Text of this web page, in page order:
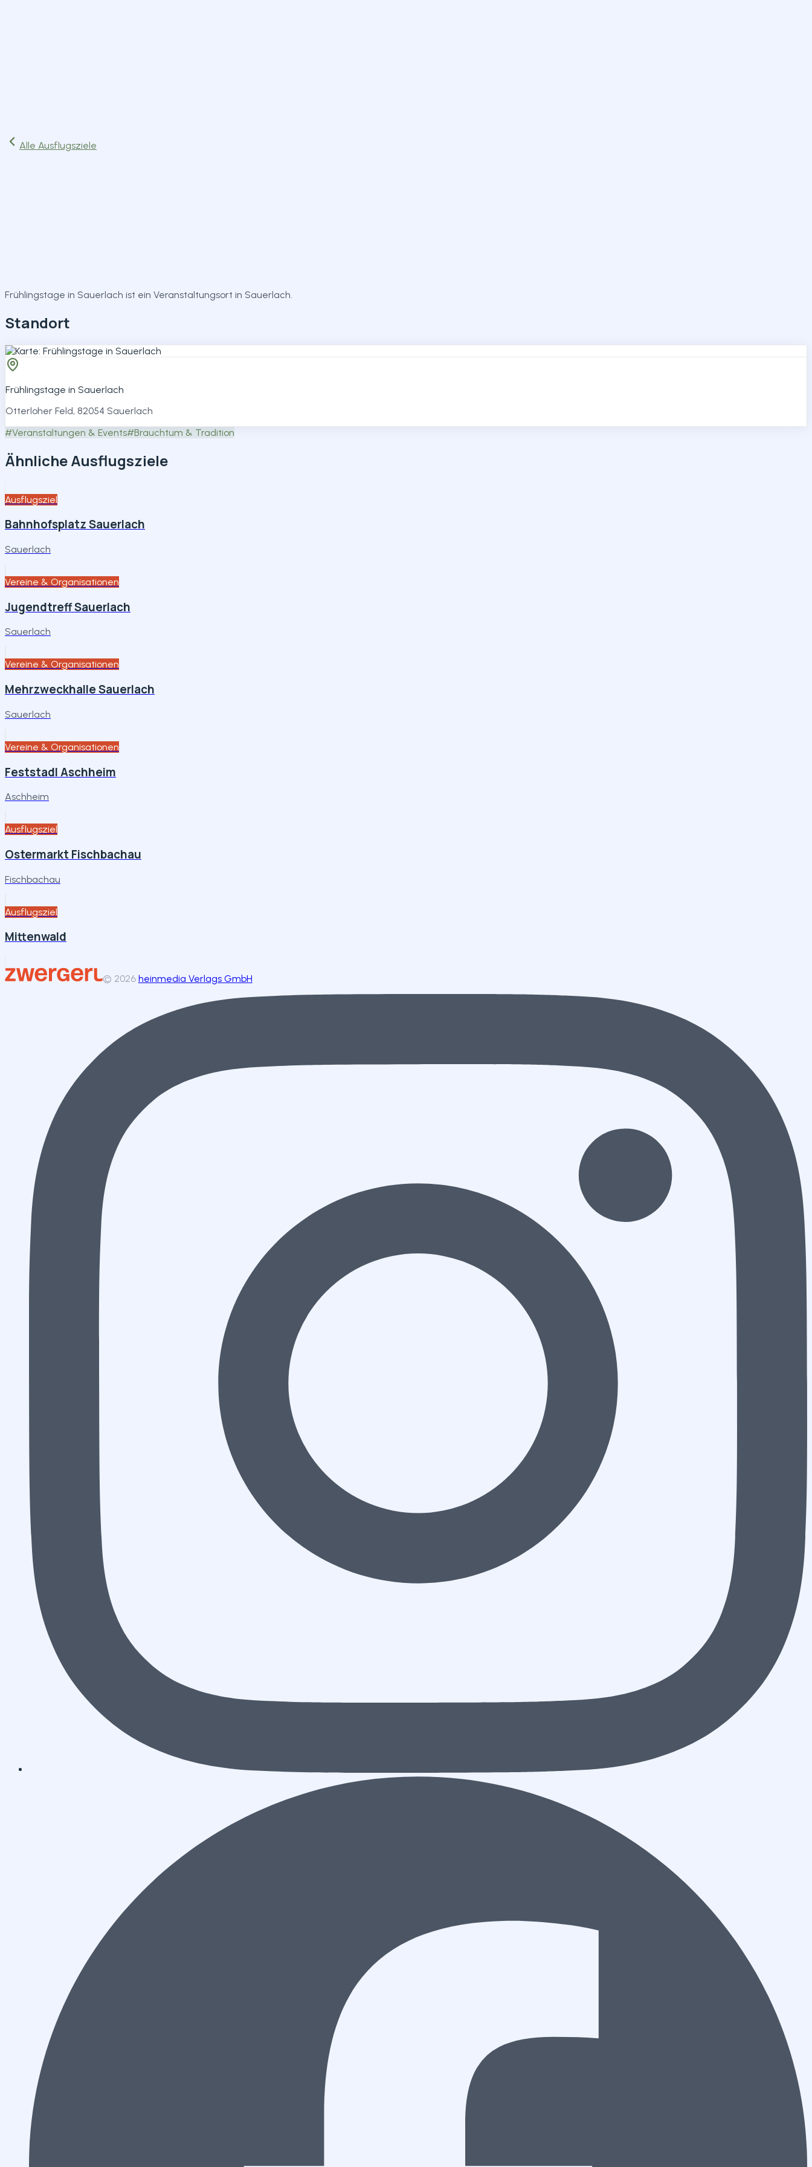
Alle Ausflugsziele
Frühlingstage in Sauerlach ist ein Veranstaltungsort in Sauerlach.
Standort
Frühlingstage in Sauerlach
Otterloher Feld, 82054 Sauerlach
#Veranstaltungen & Events#Brauchtum & Tradition
Ähnliche Ausflugsziele
Ausflugsziel
Bahnhofsplatz Sauerlach
Sauerlach
Vereine & Organisationen
Jugendtreff Sauerlach
Sauerlach
Vereine & Organisationen
Mehrzweckhalle Sauerlach
Sauerlach
Vereine & Organisationen
Feststadl Aschheim
Aschheim
Ausflugsziel
Ostermarkt Fischbachau
Fischbachau
Ausflugsziel
Mittenwald
© 2026 heinmedia Verlags GmbH